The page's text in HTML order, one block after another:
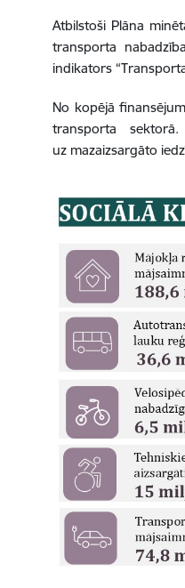
Atbilstoši Plāna
transporta
indikators
No kopējā
transporta
uz mazaizsargāto